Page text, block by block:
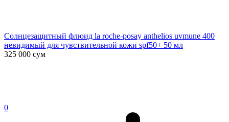
Солнцезащитный флюид la roche-posay anthelios uvmune 400
невидимый для чувствительной кожи spf50+ 50 мл
325 000 сум
0